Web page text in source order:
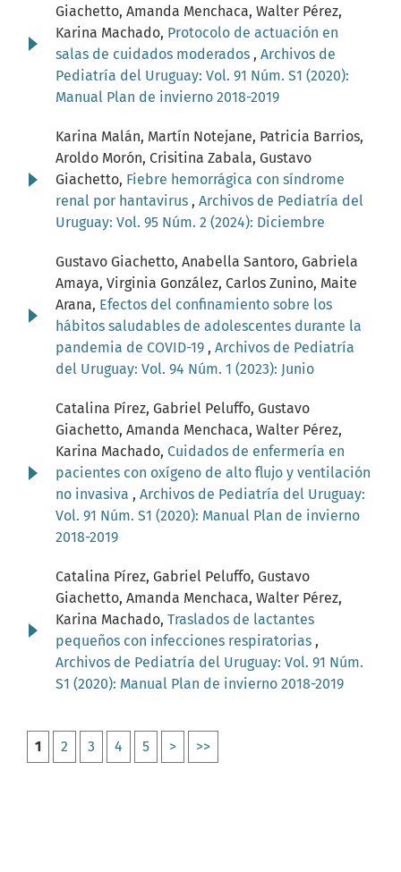
Giachetto, Amanda Menchaca, Walter Pérez,
Karina Machado, Protocolo de actuación en
salas de cuidados moderados , Archivos de
Pediatría del Uruguay: Vol. 91 Núm. S1 (2020):
Manual Plan de invierno 2018-2019
Karina Malán, Martín Notejane, Patricia Barrios,
Aroldo Morón, Crisitina Zabala, Gustavo
Giachetto, Fiebre hemorrágica con síndrome
renal por hantavirus , Archivos de Pediatría del
Uruguay: Vol. 95 Núm. 2 (2024): Diciembre
Gustavo Giachetto, Anabella Santoro, Gabriela
Amaya, Virginia González, Carlos Zunino, Maite
Arana, Efectos del confinamiento sobre los
hábitos saludables de adolescentes durante la
pandemia de COVID-19 , Archivos de Pediatría
del Uruguay: Vol. 94 Núm. 1 (2023): Junio
Catalina Pírez, Gabriel Peluffo, Gustavo
Giachetto, Amanda Menchaca, Walter Pérez,
Karina Machado, Cuidados de enfermería en
pacientes con oxígeno de alto flujo y ventilación
no invasiva , Archivos de Pediatría del Uruguay:
Vol. 91 Núm. S1 (2020): Manual Plan de invierno
2018-2019
Catalina Pírez, Gabriel Peluffo, Gustavo
Giachetto, Amanda Menchaca, Walter Pérez,
Karina Machado, Traslados de lactantes
pequeños con infecciones respiratorias ,
Archivos de Pediatría del Uruguay: Vol. 91 Núm.
S1 (2020): Manual Plan de invierno 2018-2019
1 2 3 4 5 > >>